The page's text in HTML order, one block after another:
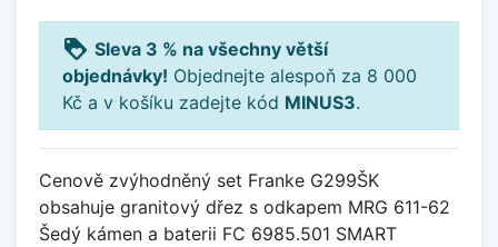
loyalty Sleva 3 % na všechny větší
objednávky! Objednejte alespoň za 8 000
Kč a v košíku zadejte kód MINUS3.
Cenově zvýhodněný set Franke G299ŠK
obsahuje granitový dřez s odkapem MRG 611-62
Šedý kámen a baterii FC 6985.501 SMART